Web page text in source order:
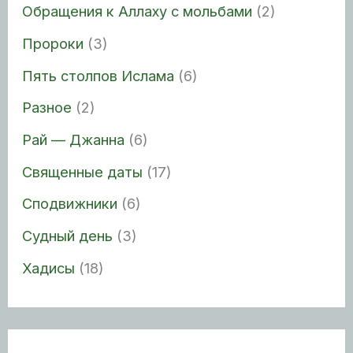
Обращения к Аллаху с мольбами (2)
Пророки (3)
Пять столпов Ислама (6)
Разное (2)
Рай — Джанна (6)
Священные даты (17)
Сподвижники (6)
Судный день (3)
Хадисы (18)